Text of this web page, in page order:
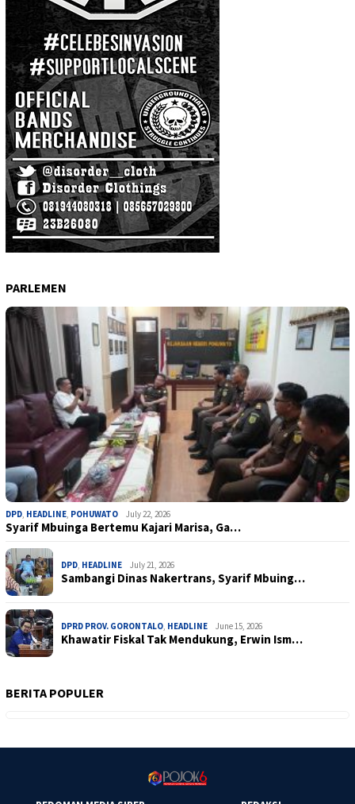
PARLEMEN
DPD, HEADLINE, POHUWATO July 22, 2026
Syarif Mbuinga Bertemu Kajari Marisa, Ga…
DPD, HEADLINE July 21, 2026
Sambangi Dinas Nakertrans, Syarif Mbuing…
DPRD PROV. GORONTALO, HEADLINE June 15, 2026
Khawatir Fiskal Tak Mendukung, Erwin Ism…
BERITA POPULER